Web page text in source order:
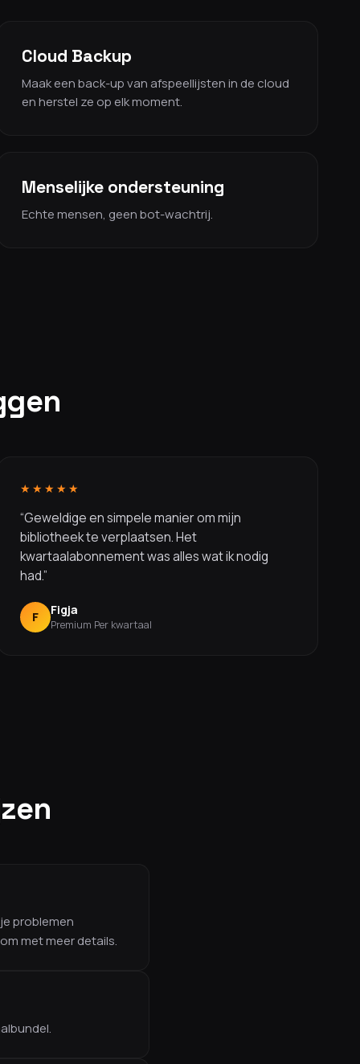
Cloud Backup
Maak een back-up van afspeellijsten in de cloud
en herstel ze op elk moment.
Menselijke ondersteuning
Echte mensen, geen bot-wachtrij.
★★★★★
“Geweldige en simpele manier om mijn
bibliotheek te verplaatsen. Het
kwartaalabonnement was alles wat ik nodig
had.”
F Figja
Premium Per kwartaal
problemen
met meer details.